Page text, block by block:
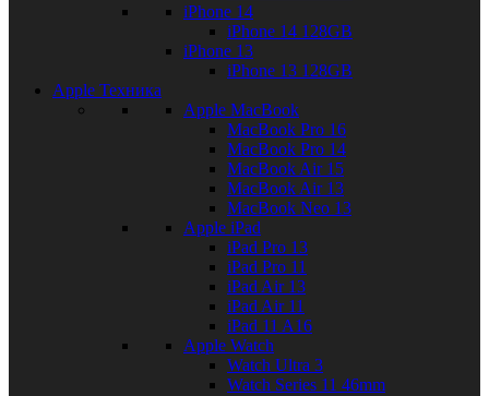
iPhone 14
iPhone 14 128GB
iPhone 13
iPhone 13 128GB
Apple Техника
Apple MacBook
MacBook Pro 16
MacBook Pro 14
MacBook Air 15
MacBook Air 13
MacBook Neo 13
Apple iPad
iPad Pro 13
iPad Pro 11
iPad Air 13
iPad Air 11
iPad 11 A16
Apple Watch
Watch Ultra 3
Watch Series 11 46mm